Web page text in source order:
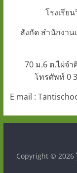
โรงเรีย
สังกัด สำนักงา
70 ม.6 ต.ไผ่จ
โทรศัพท์ 0
E mail :
Copyright © 2026